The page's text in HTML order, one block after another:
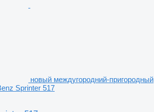
новый междугородний-пригородный
Sprinter 517